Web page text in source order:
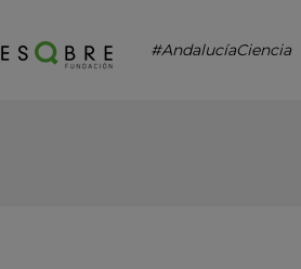
#AndalucíaCiencia